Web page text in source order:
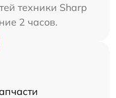
техники Sharp
2 часов.